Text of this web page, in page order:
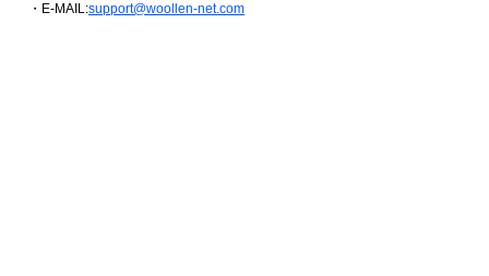
・E-MAIL:support@woollen-net.com